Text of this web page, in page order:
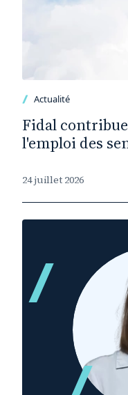
Actualité
Fidal
l'emploi des
24 juillet 2026